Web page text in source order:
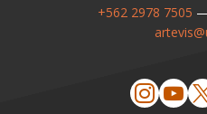
+562 2978 7505